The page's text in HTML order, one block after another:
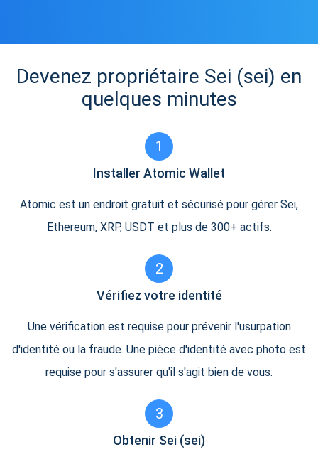
Devenez propriétaire Sei (sei) en
quelques minutes
1
Installer Atomic Wallet
Atomic est un endroit gratuit et sécurisé pour gérer Sei,
Ethereum, XRP, USDT et plus de 300+ actifs.
2
Vérifiez votre identité
Une vérification est requise pour prévenir l'usurpation
d'identité ou la fraude. Une pièce d'identité avec photo est
requise pour s'assurer qu'il s'agit bien de vous.
3
Obtenir Sei (sei)